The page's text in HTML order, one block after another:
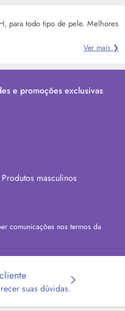
para todo tipo de pele. Melhores
Ver mais ❯
e promoções exclusivas
Produtos masculinos
comunicações nos termos da
suas dúvidas.